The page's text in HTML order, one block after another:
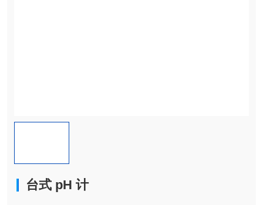
台式 pH 计